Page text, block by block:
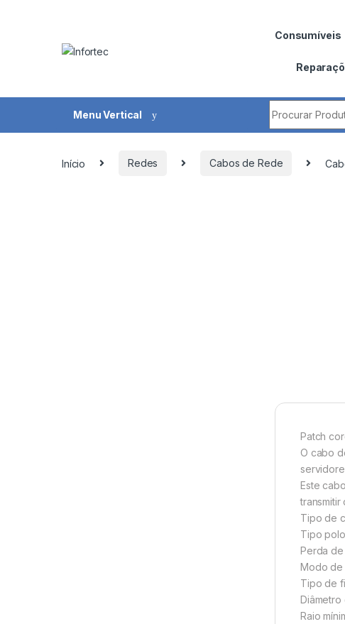
Consumíveis
Menu Vertical
Início Redes Cabos de Rede
Patch
O cabo
Este
transmitir
Tipo de
Tipo
Perda
Modo de
Tipo de
Diâmetro
Raio